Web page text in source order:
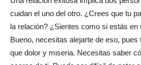
cuidan el uno del otro. ¿Crees que tu
la relación? ¿Sientes como si estás en
Bueno, necesitas alejarte de eso,
que dolor y miseria. Necesitas saber